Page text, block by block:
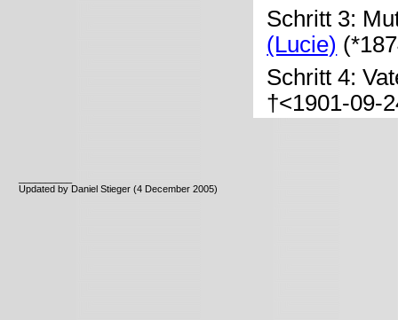
Schritt 3:
(Lucie)
Schritt 4:
†<1901-09-
Updated by Daniel Stieger (4 December 2005)